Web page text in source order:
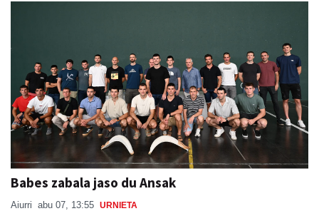
Babes zabala jaso du Ansak
Aiurri abu 07, 13:55 URNIETA